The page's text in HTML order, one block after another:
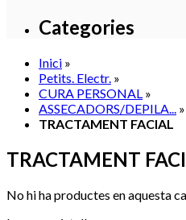
Categories
Inici »
Petits. Electr. »
CURA PERSONAL »
ASSECADORS/DEPILA... »
TRACTAMENT FACIAL
TRACTAMENT
No hi ha productes en aquesta